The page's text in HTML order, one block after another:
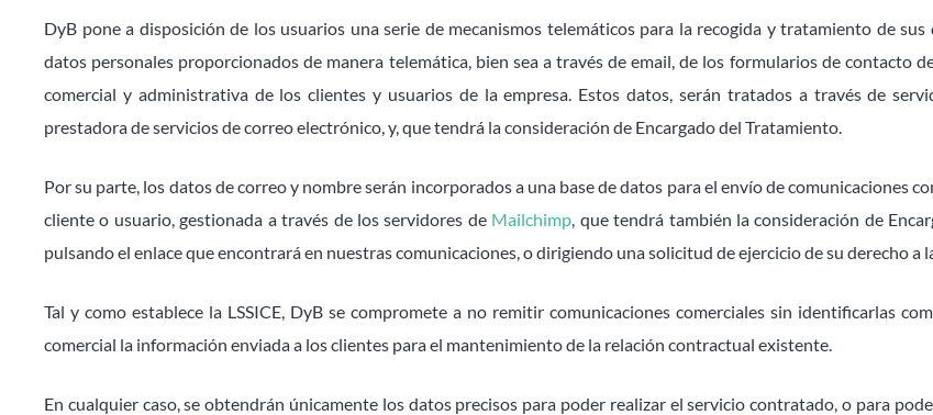
DyB pone a disposición de los usuarios una serie de mecanismos telemáticos para la recogida y tratamiento de
datos personales proporcionados de manera telemática, bien sea a través de email, de los formularios de contacto
comercial y administrativa de los clientes y usuarios de la empresa. Estos datos, serán tratados a través de
prestadora de servicios de correo electrónico, y, que tendrá la consideración de Encargado del Tratamiento.
Por su parte, los datos de correo y nombre serán incorporados a una base de datos para el envío de comunicaciones
cliente o usuario, gestionada a través de los servidores de Mailchimp, que tendrá también la consideración de
pulsando el enlace que encontrará en nuestras comunicaciones, o dirigiendo una solicitud de ejercicio de su derecho a
Tal y como establece la LSSICE, DyB se compromete a no remitir comunicaciones comerciales sin identificarlas
comercial la información enviada a los clientes para el mantenimiento de la relación contractual existente.
En cualquier caso, se obtendrán únicamente los datos precisos para poder realizar el servicio contratado, o para